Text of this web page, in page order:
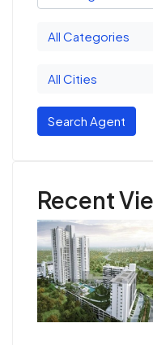
All Categories
All Cities
Search Agent
Recent